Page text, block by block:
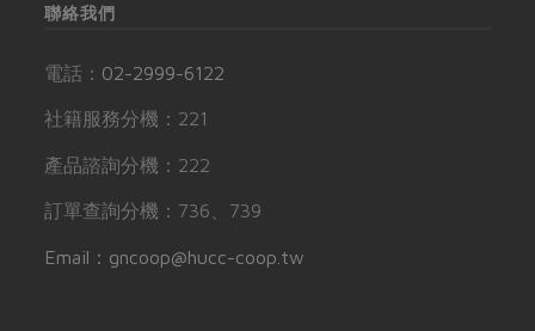
聯絡我們
電話： 02-2999-6122
社籍服務分機：221
產品諮詢分機：222
訂單查詢分機：736、739
Email：gncoop@hucc-coop.tw